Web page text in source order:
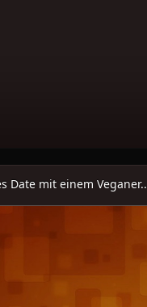
Date mit einem Veganer..